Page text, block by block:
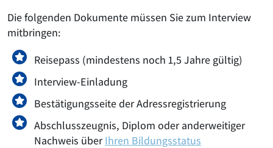
Die folgenden Dokumente müssen Sie zum Interview
mitbringen:
Reisepass (mindestens noch 1,5 Jahre gültig)
Interview-Einladung
Bestätigungsseite der Adressregistrierung
Abschlusszeugnis, Diplom oder anderweitiger
Nachweis überIhren Bildungsstatus